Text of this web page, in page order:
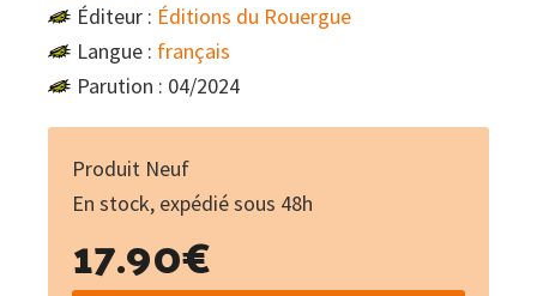
Éditeur : Éditions du Rouergue
Langue : français
Parution : 04/2024
Produit Neuf
En stock, expédié sous 48h
17.90€